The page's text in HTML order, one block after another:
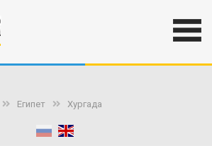
Египет Хургада